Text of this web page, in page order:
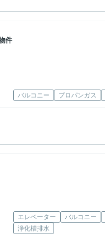
件
バルコニー プロパンガス
エレベーター バルコニー
浄化槽排水